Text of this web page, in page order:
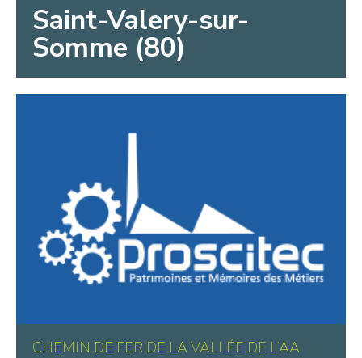
Saint-Valery-sur-
Somme (80)
CHEMIN DE FER DE LA VALLÉE DE L’AA